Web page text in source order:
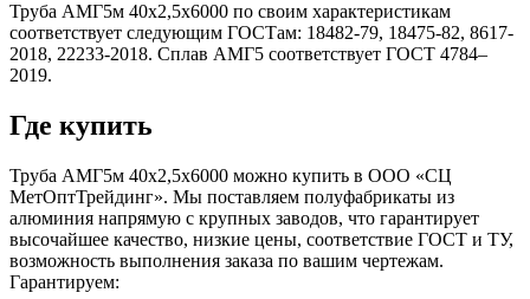
Труба АМГ5м 40х2,5х6000 по своим характеристикам
соответствует следующим ГОСТам: 18482-79, 18475-82, 8617-
2018, 22233-2018. Сплав АМГ5 соответствует ГОСТ 4784–
2019.
Где купить
Труба АМГ5м 40х2,5х6000 можно купить в ООО «СЦ
МетОптТрейдинг». Мы поставляем полуфабрикаты из
алюминия напрямую с крупных заводов, что гарантирует
высочайшее качество, низкие цены, соответствие ГОСТ и ТУ,
возможность выполнения заказа по вашим чертежам.
Гарантируем: